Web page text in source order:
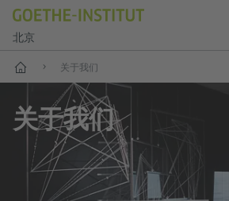
北京
首页 关于我们
关于我们